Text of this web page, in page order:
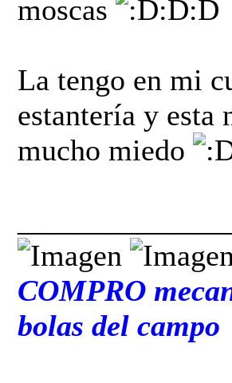
moscas :D:D
La tengo en mi
estantería y esta
mucho miedo
COMPRO
bolas del campo